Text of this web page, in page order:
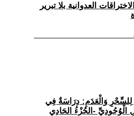
لِلسِّحْرِ وَالْعَدَمِ: دِرَاسَةٌ فِي
الْوُجُودِيِّ -الجُزْءُ الحَادِي